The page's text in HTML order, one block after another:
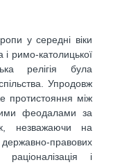
у середні віки
і римо-католицької
релігія була
Упродовж
протистояння між
феодалами за
незважаючи на
правових
і